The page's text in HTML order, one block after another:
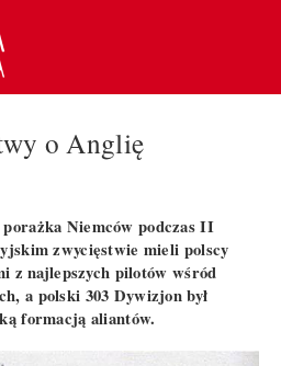
o Anglię
porażka Niemców podczas II
zwycięstwie mieli polscy
z najlepszych pilotów wśród
a polski 303 Dywizjon był
formacją aliantów.